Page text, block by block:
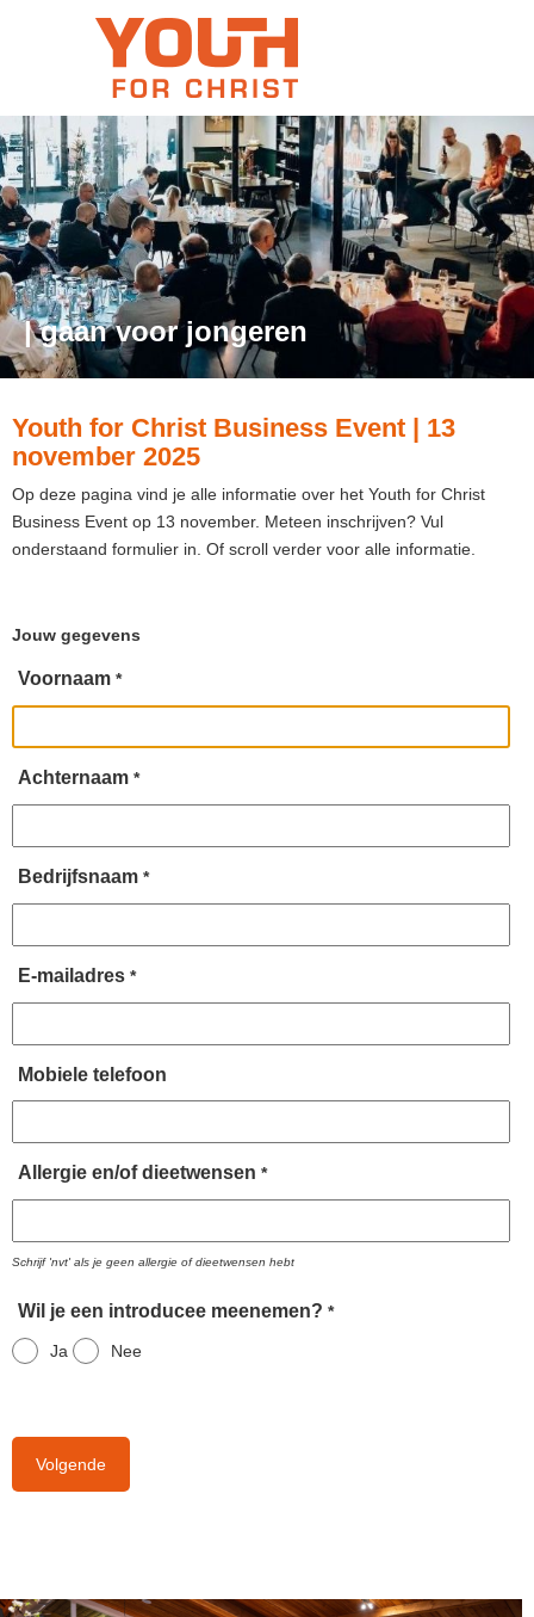
| gaan voor jongeren
Youth for Christ Business Event | 13
november 2025
Op deze pagina vind je alle informatie over het Youth for Christ
Business Event op 13 november. Meteen inschrijven? Vul
onderstaand formulier in. Of scroll verder voor alle informatie.
Jouw gegevens
Voornaam *
Achternaam *
Bedrijfsnaam *
E-mailadres *
Mobiele telefoon
Allergie en/of dieetwensen *
Schrijf 'nvt' als je geen allergie of dieetwensen hebt
Wil je een introducee meenemen? *
Ja Nee